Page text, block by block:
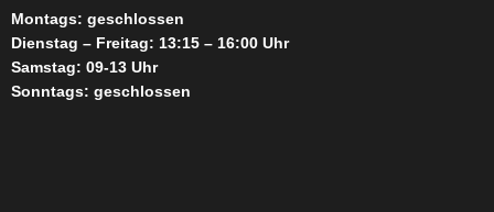
Montags: geschlossen
Dienstag – Freitag: 13:15 – 16:00 Uhr
Samstag: 09-13 Uhr
Sonntags: geschlossen